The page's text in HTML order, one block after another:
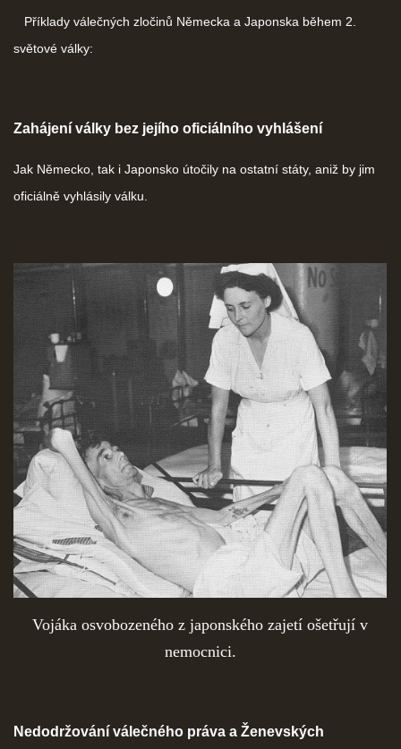
Příklady válečných zločinů Německa a Japonska během 2.
světové války:
Zahájení války bez jejího oficiálního vyhlášení
Jak Německo, tak i Japonsko útočily na ostatní státy, aniž by jim
oficiálně vyhlásily válku.
Vojáka osvobozeného z japonského zajetí ošetřují v
nemocnici.
Nedodržování válečného práva a Ženevských